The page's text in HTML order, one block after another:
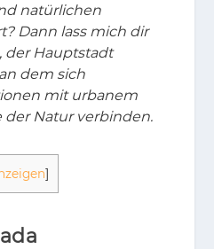
natürlichen
Dann lass mich dir
der Hauptstadt
dem sich
mit urbanem
der Natur verbinden.
]